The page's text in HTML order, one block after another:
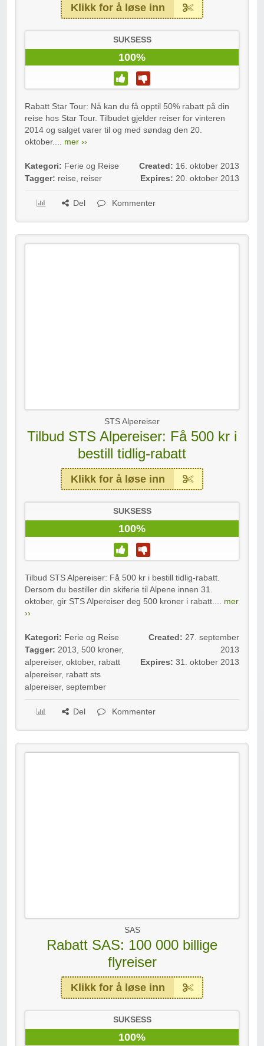
Klikk for å løse inn
SUKSESS
100%
Rabatt Star Tour: Nå kan du få opptil 50% rabatt på din
reise hos Star Tour. Tilbudet gjelder reiser for vinteren
2014 og salget varer til og med søndag den 20.
oktober.... mer ››
Kategori: Ferie og Reise
Tagger: reise, reiser
Created: 16. oktober 2013
Expires: 20. oktober 2013
Del Kommenter
STS Alpereiser
Tilbud STS Alpereiser: Få 500 kr i
bestill tidlig-rabatt
Klikk for å løse inn
SUKSESS
100%
Tilbud STS Alpereiser: Få 500 kr i bestill tidlig-rabatt.
Dersom du bestiller din skiferie til Alpene innen 31.
oktober, gir STS Alpereiser deg 500 kroner i rabatt.... mer
››
Kategori: Ferie og Reise
Tagger: 2013, 500 kroner,
alpereiser, oktober, rabatt
alpereiser, rabatt sts
alpereiser, september
Created: 27. september
2013
Expires: 31. oktober 2013
Del Kommenter
SAS
Rabatt SAS: 100 000 billige
flyreiser
Klikk for å løse inn
SUKSESS
100%